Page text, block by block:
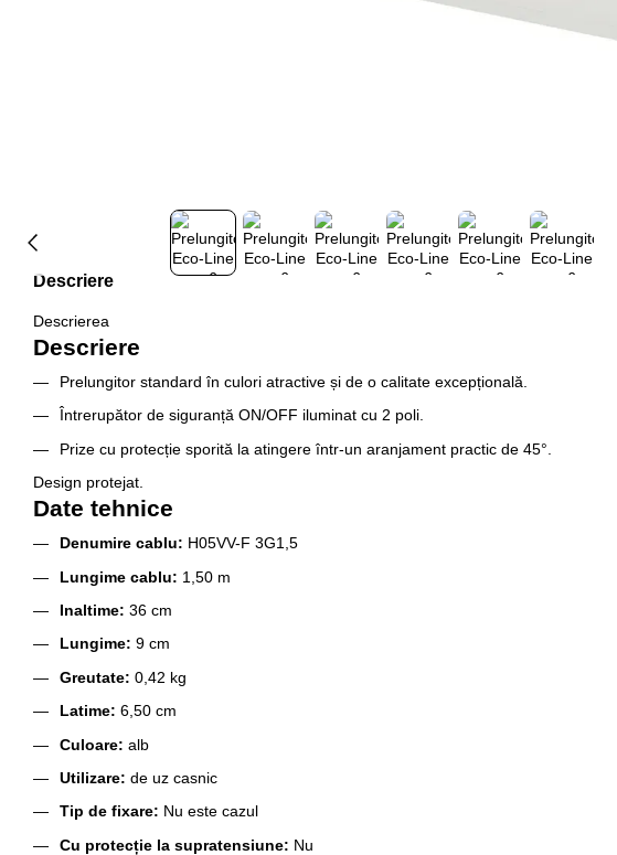
Descriere
Descrierea
Descriere
Prelungitor standard în culori atractive și de o calitate excepțională.
Întrerupător de siguranță ON/OFF iluminat cu 2 poli.
Prize cu protecție sporită la atingere într-un aranjament practic de 45°.
Design protejat.
Date tehnice
Denumire cablu: H05VV-F 3G1,5
Lungime cablu: 1,50 m
Inaltime: 36 cm
Lungime: 9 cm
Greutate: 0,42 kg
Latime: 6,50 cm
Culoare: alb
Utilizare: de uz casnic
Tip de fixare: Nu este cazul
Cu protecție la supratensiune: Nu